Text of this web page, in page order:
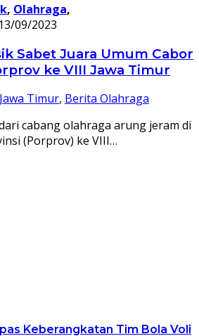
, Olahraga,
13/09/2023
Sabet Juara Umum Cabor
ke VIII Jawa Timur
Timur, Berita Olahraga
cabang olahraga arung jeram di
(Porprov) ke VIII…
Keberangkatan Tim Bola Voli